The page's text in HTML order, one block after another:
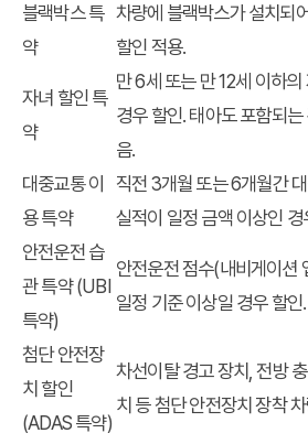
블랙박스 특
약
차량에 블랙박스가 설치되
할인 적용.
자녀 할인 특
약
만 6세 또는 만 12세 이하의
경우 할인. 태아도 포함되는
음.
대중교통 이
용 특약
직전 3개월 또는 6개월간
실적이 일정 금액 이상인 경
안전운전 습
관 특약 (UBI
특약)
안전운전 점수(내비게이션
일정 기준 이상일 경우 할인.
첨단 안전장
치 할인
(ADAS 특약)
차선이탈 경고 장치, 전방
치 등 첨단 안전장치 장착